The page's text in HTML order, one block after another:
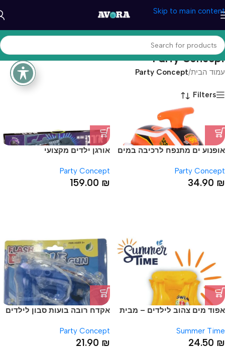
Skip to main content
Party Concept
עמוד הבית/
Party Concept
Filters
אופנוע ים מתנפח לרכיבה במים
Party Concept
34.90 ₪
אורגן ילדים מקצועי
Party Concept
159.00 ₪
אפוד מים צהוב לילדים – מבית
Summer Time
24.50 ₪
אקדח רובה בועות סבון לילדים
Party Concept
21.90 ₪